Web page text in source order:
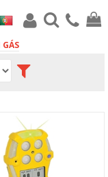
5 produto(s)